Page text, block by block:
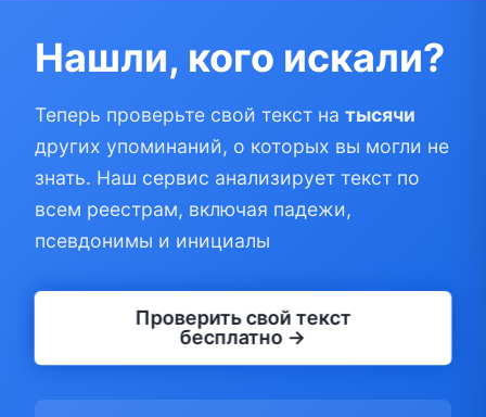
Нашли, кого искали?
Теперь проверьте свой текст на тысячи
других упоминаний, о которых вы могли не
знать. Наш сервис анализирует текст по
всем реестрам, включая падежи,
псевдонимы и инициалы
Проверить свой текст
бесплатно →